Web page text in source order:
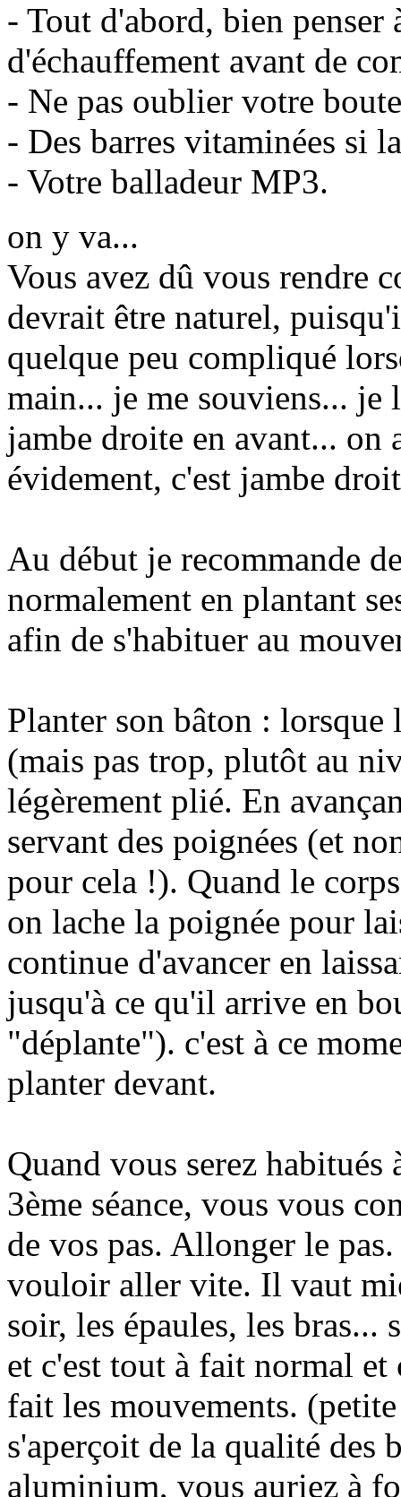
- Tout d'abord, bien penser
d'échauffement avant de
- Ne pas oublier votre
- Des barres vitaminées si
- Votre balladeur MP3.
on y va...
Vous avez dû vous rendre
devrait être naturel,
quelque peu compliqué
main... je me souviens... je
jambe droite en avant...
évidement, c'est jambe
Au début je recommande
normalement en plantant
afin de s'habituer au
Planter son bâton :
(mais pas trop, plutôt au
légèrement plié. En
servant des poignées (et
pour cela !). Quand le
on lache la poignée pour
continue d'avancer en
jusqu'à ce qu'il arrive en
"déplante"). c'est à ce
planter devant.
Quand vous serez habitués
3ème séance, vous vous
de vos pas. Allonger le
vouloir aller vite. Il vaut
soir, les épaules, les
et c'est tout à fait normal
fait les mouvements.
s'aperçoit de la qualité des
aluminium, vous auriez à